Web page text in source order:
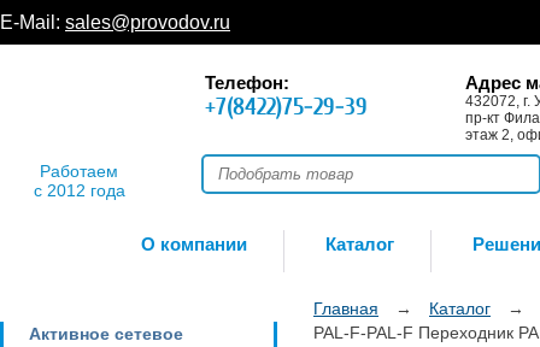
E-Mail: sales@provodov.ru
Работаем
с 2012 года
Телефон:
+7(8422)75-29-39
Адрес
432072, г.
пр-кт
этаж 2,
О компании Каталог
Активное сетевое
Главная → Каталог
→
PAL-F-PAL-F Переходник